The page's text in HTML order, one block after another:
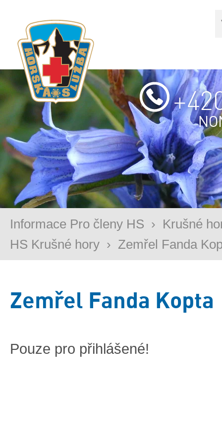
Informace Pro členy HS › Krušné
HS Krušné hory › Zemřel Fanda
Zemřel Fanda Kopta
Pouze pro přihlášené!